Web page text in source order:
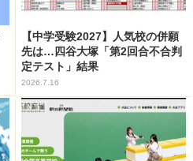
【中学受験2027】人気校の併願
先は…四谷大塚「第2回合不合判
定テスト」結果
2026.7.16